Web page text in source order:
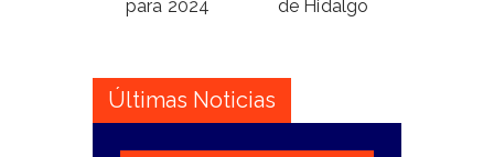
para 2024
de Hidalgo
Últimas Noticias